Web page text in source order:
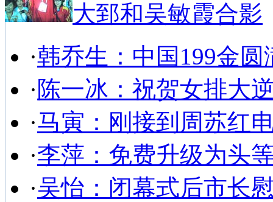
大郅和吴敏霞合影
·韩乔生：中国199金圆
·陈一冰：祝贺女排大
·马寅：刚接到周苏红
·李萍：免费升级为头
·吴怡：闭幕式后市长